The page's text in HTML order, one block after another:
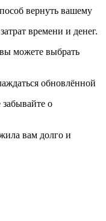
вернуть вашему
времени и денег.
можете выбрать
обновлённой
о
вам долго и